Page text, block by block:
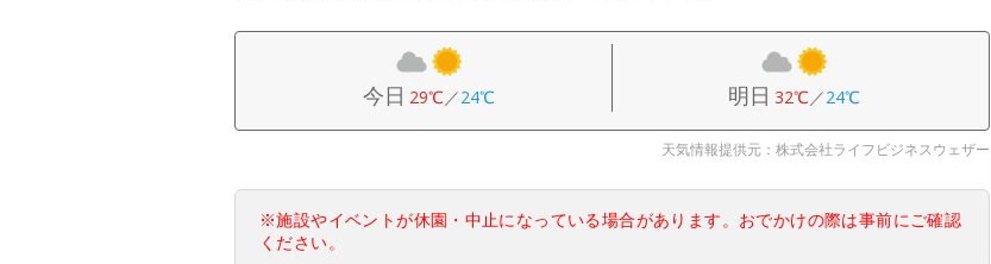
今日 29℃／24℃ 明日 32℃／24℃
天気情報提供元：株式会社ライフビジネスウェザー
※施設やイベントが休園・中止になっている場合があります。おでかけの際は事前にご確認
ください。